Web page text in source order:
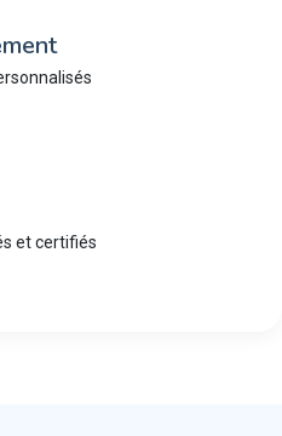
et certifiés